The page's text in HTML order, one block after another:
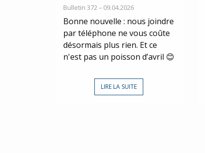
Bulletin 372 – 09.04.2026
Bonne nouvelle : nous joindre
par téléphone ne vous coûte
désormais plus rien. Et ce
n'est pas un poisson d’avril 😊
LIRE LA SUITE